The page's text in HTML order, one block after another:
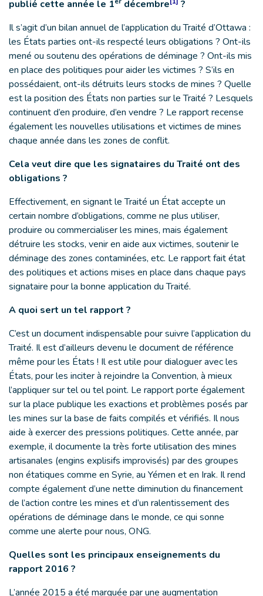
publié cette année le 1
décembre
?
Il s’agit d’un bilan annuel de l’application du Traité d’Ottawa :
les États parties ont-ils respecté leurs obligations ? Ont-ils
mené ou soutenu des opérations de déminage ? Ont-ils mis
en place des politiques pour aider les victimes ? S’ils en
possédaient, ont-ils détruits leurs stocks de mines ? Quelle
est la position des États non parties sur le Traité ? Lesquels
continuent d’en produire, d’en vendre ? Le rapport recense
également les nouvelles utilisations et victimes de mines
chaque année dans les zones de conflit.
Cela veut dire que les signataires du Traité ont des
obligations ?
Effectivement, en signant le Traité un État accepte un
certain nombre d’obligations, comme ne plus utiliser,
produire ou commercialiser les mines, mais également
détruire les stocks, venir en aide aux victimes, soutenir le
déminage des zones contaminées, etc. Le rapport fait état
des politiques et actions mises en place dans chaque pays
signataire pour la bonne application du Traité.
A quoi sert un tel rapport ?
C’est un document indispensable pour suivre l’application du
Traité. Il est d’ailleurs devenu le document de référence
même pour les États ! Il est utile pour dialoguer avec les
États, pour les inciter à rejoindre la Convention, à mieux
l’appliquer sur tel ou tel point. Le rapport porte également
sur la place publique les exactions et problèmes posés par
les mines sur la base de faits compilés et vérifiés. Il nous
aide à exercer des pressions politiques. Cette année, par
exemple, il documente la très forte utilisation des mines
artisanales (engins explisifs improvisés) par des groupes
non étatiques comme en Syrie, au Yémen et en Irak. Il rend
compte également d’une nette diminution du financement
de l’action contre les mines et d’un ralentissement des
opérations de déminage dans le monde, ce qui sonne
comme une alerte pour nous, ONG.
Quelles sont les principaux enseignements du
rapport 2016 ?
L’année 2015 a été marquée par une augmentation